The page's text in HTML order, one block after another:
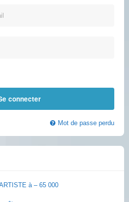
Mot de passe perdu
à – 65 000